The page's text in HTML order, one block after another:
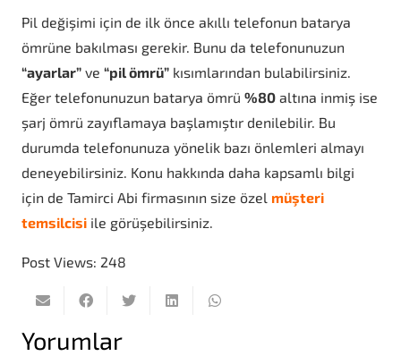
Pil değişimi için de ilk önce akıllı telefonun batarya
ömrüne bakılması gerekir. Bunu da telefonunuzun
“ayarlar” ve “pil ömrü” kısımlarından bulabilirsiniz.
Eğer telefonunuzun batarya ömrü %80 altına inmiş ise
şarj ömrü zayıflamaya başlamıştır denilebilir. Bu
durumda telefonunuza yönelik bazı önlemleri almayı
deneyebilirsiniz. Konu hakkında daha kapsamlı bilgi
için de Tamirci Abi firmasının size özel müşteri
temsilcisi ile görüşebilirsiniz.
Post Views: 248
Yorumlar